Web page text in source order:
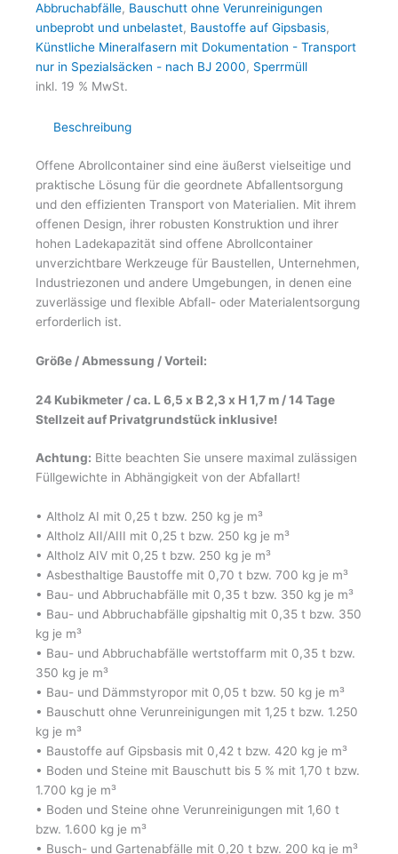
Abbruchabfälle, Bauschutt ohne Verunreinigungen
unbeprobt und unbelastet, Baustoffe auf Gipsbasis,
Künstliche Mineralfasern mit Dokumentation - Transport
nur in Spezialsäcken - nach BJ 2000, Sperrmüll
inkl. 19 % MwSt.
Beschreibung
Offene Abrollcontainer sind eine äußerst vielseitige und
praktische Lösung für die geordnete Abfallentsorgung
und den effizienten Transport von Materialien. Mit ihrem
offenen Design, ihrer robusten Konstruktion und ihrer
hohen Ladekapazität sind offene Abrollcontainer
unverzichtbare Werkzeuge für Baustellen, Unternehmen,
Industriezonen und andere Umgebungen, in denen eine
zuverlässige und flexible Abfall- oder Materialentsorgung
erforderlich ist.
Größe / Abmessung / Vorteil:
24 Kubikmeter / ca. L 6,5 x B 2,3 x H 1,7 m / 14 Tage
Stellzeit auf Privatgrundstück inklusive!
Achtung: Bitte beachten Sie unsere maximal zulässigen
Füllgewichte in Abhängigkeit von der Abfallart!
• Altholz AI mit 0,25 t bzw. 250 kg je m³
• Altholz AII/AIII mit 0,25 t bzw. 250 kg je m³
• Altholz AIV mit 0,25 t bzw. 250 kg je m³
• Asbesthaltige Baustoffe mit 0,70 t bzw. 700 kg je m³
• Bau- und Abbruchabfälle mit 0,35 t bzw. 350 kg je m³
• Bau- und Abbruchabfälle gipshaltig mit 0,35 t bzw. 350
kg je m³
• Bau- und Abbruchabfälle wertstoffarm mit 0,35 t bzw.
350 kg je m³
• Bau- und Dämmstyropor mit 0,05 t bzw. 50 kg je m³
• Bauschutt ohne Verunreinigungen mit 1,25 t bzw. 1.250
kg je m³
• Baustoffe auf Gipsbasis mit 0,42 t bzw. 420 kg je m³
• Boden und Steine mit Bauschutt bis 5 % mit 1,70 t bzw.
1.700 kg je m³
• Boden und Steine ohne Verunreinigungen mit 1,60 t
bzw. 1.600 kg je m³
• Busch- und Gartenabfälle mit 0,20 t bzw. 200 kg je m³